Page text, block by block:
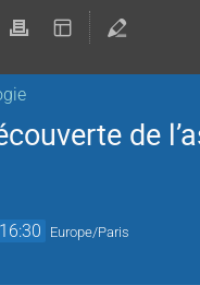
de
16:30 Europe/Paris